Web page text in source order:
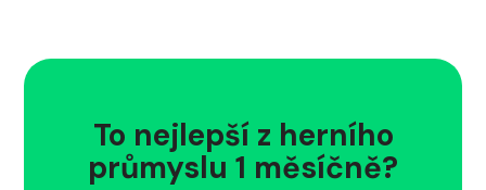
To nejlepší z herního
průmyslu 1 měsíčně?